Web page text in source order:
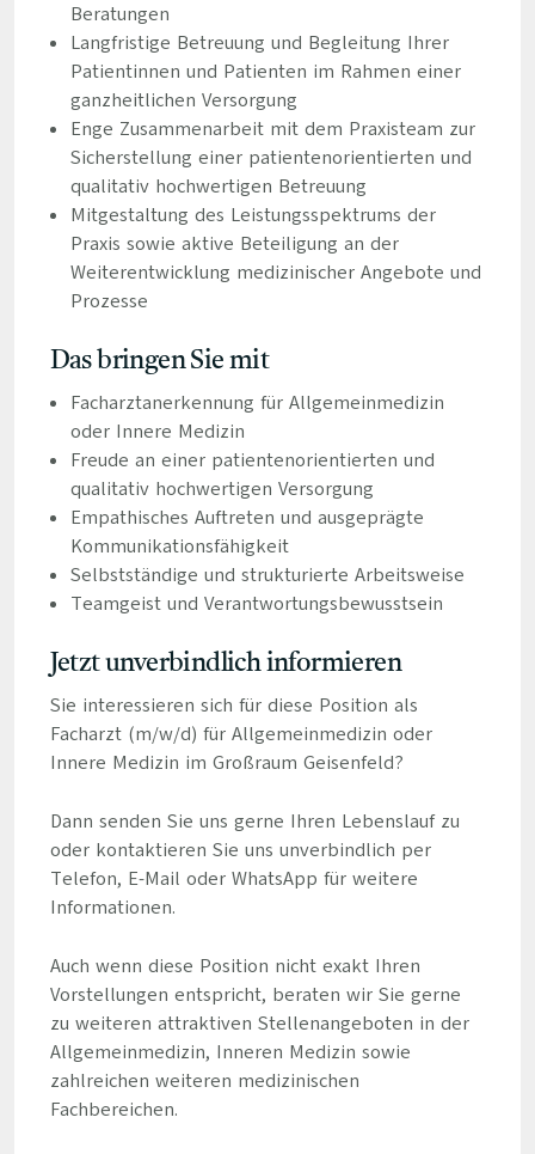
Beratungen
Langfristige Betreuung und Begleitung Ihrer
Patientinnen und Patienten im Rahmen einer
ganzheitlichen Versorgung
Enge Zusammenarbeit mit dem Praxisteam zur
Sicherstellung einer patientenorientierten und
qualitativ hochwertigen Betreuung
Mitgestaltung des Leistungsspektrums der
Praxis sowie aktive Beteiligung an der
Weiterentwicklung medizinischer Angebote und
Prozesse
Das bringen Sie mit
Facharztanerkennung für Allgemeinmedizin
oder Innere Medizin
Freude an einer patientenorientierten und
qualitativ hochwertigen Versorgung
Empathisches Auftreten und ausgeprägte
Kommunikationsfähigkeit
Selbstständige und strukturierte Arbeitsweise
Teamgeist und Verantwortungsbewusstsein
Jetzt unverbindlich informieren
Sie interessieren sich für diese Position als
Facharzt (m/w/d) für Allgemeinmedizin oder
Innere Medizin im Großraum Geisenfeld?
Dann senden Sie uns gerne Ihren Lebenslauf zu
oder kontaktieren Sie uns unverbindlich per
Telefon, E-Mail oder WhatsApp für weitere
Informationen.
Auch wenn diese Position nicht exakt Ihren
Vorstellungen entspricht, beraten wir Sie gerne
zu weiteren attraktiven Stellenangeboten in der
Allgemeinmedizin, Inneren Medizin sowie
zahlreichen weiteren medizinischen
Fachbereichen.